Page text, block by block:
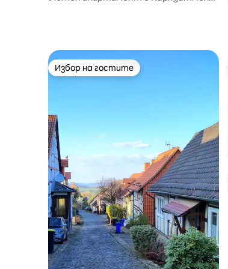
Избор на гостите
Избор на гостите